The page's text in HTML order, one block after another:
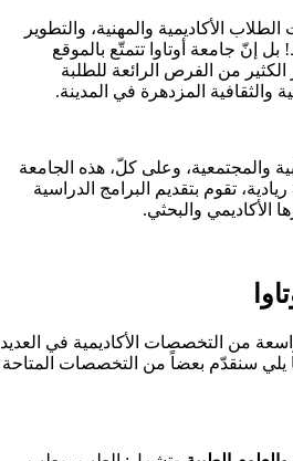
الأكاديمية والمهنية، والتطوير
إنّ جامعة أوتاوا تتمتّع بالموقع
من الفرص الرائعة للطلبة
والثقافية المزدهرة في المدينة.
والمجتمعية، وعلى كلّ، هذه الجامعة
تقوم بتقديم البرامج الدراسية
الأكاديمي والبحثي.
من التخصصات الأكاديمية في العديد
يلي سنقدّم بعضاً من التخصصات المتاحة